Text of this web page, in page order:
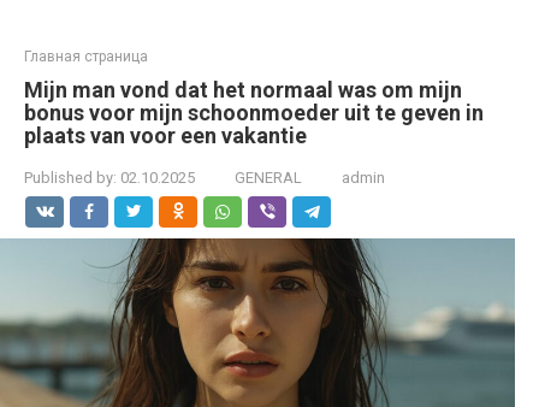
Главная страница
Mijn man vond dat het normaal was om mijn
bonus voor mijn schoonmoeder uit te geven in
plaats van voor een vakantie
Published by: 02.10.2025 GENERAL admin